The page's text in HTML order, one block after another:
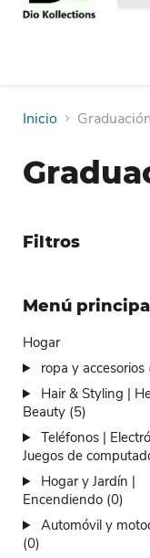
Inicio Graduación
Filtros
Menú
Hogar
ropa y accesorios
Hair & Styling |
Beauty (5)
Teléfonos |
Juegos de
Hogar y Jardín |
Encendiendo (0)
Automóvil y
(0)